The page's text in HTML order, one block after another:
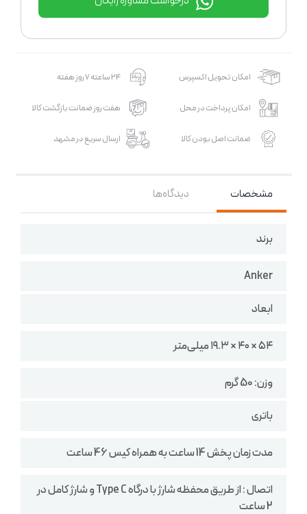
امکان تحویل اکسپرس 24 ساعته 7 روز هفته
امکان پرداخت در محل هفت روز ضمانت بازگشت کالا
ضمانت اصل بودن کالا ارسال سریع در مشهد
مشخصات دیدگاه‌ها
برند
Anker
ابعاد
۵۴ × ۴۰ × ۱۹.۳ میلی‌متر
وزن: 50 گرم
باتری
مدت زمان پخش 14 ساعت به همراه کیس 46 ساعت
اتصال : از طریق محفظه شارژ با درگاه Type C و شارژ کامل در
2 ساعت